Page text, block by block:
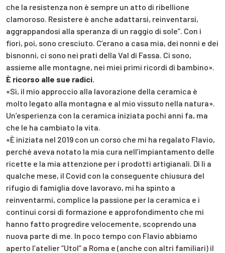
che la resistenza non è sempre un atto di ribellione
clamoroso. Resistere è anche adattarsi, reinventarsi,
aggrappandosi alla speranza di un raggio di sole”. Con i
fiori, poi, sono cresciuto. C’erano a casa mia, dei nonni e dei
bisnonni, ci sono nei prati della Val di Fassa. Ci sono,
assieme alle montagne, nei miei primi ricordi di bambino».
È ricorso alle sue radici.
«Sì, il mio approccio alla lavorazione della ceramica è
molto legato alla montagna e al mio vissuto nella natura».
Un’esperienza con la ceramica iniziata pochi anni fa, ma
che le ha cambiato la vita.
«È iniziata nel 2019 con un corso che mi ha regalato Flavio,
perché aveva notato la mia cura nell’impiantamento delle
ricette e la mia attenzione per i prodotti artigianali. Di lì a
qualche mese, il Covid con la conseguente chiusura del
rifugio di famiglia dove lavoravo, mi ha spinto a
reinventarmi, complice la passione per la ceramica e i
continui corsi di formazione e approfondimento che mi
hanno fatto progredire velocemente, scoprendo una
nuova parte di me. In poco tempo con Flavio abbiamo
aperto l’atelier “Utol” a Roma e (anche con altri familiari) il